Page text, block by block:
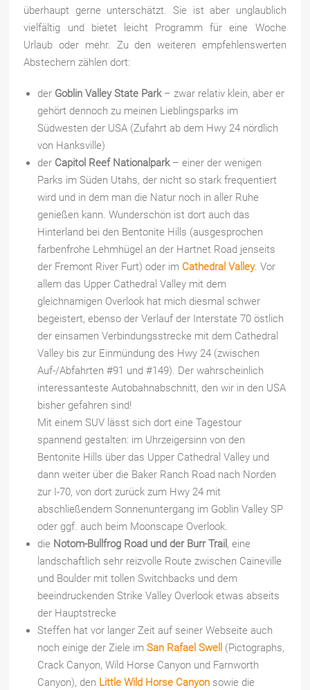
überhaupt gerne unterschätzt. Sie ist aber unglaublich
vielfältig und bietet leicht Programm für eine Woche
Urlaub oder mehr. Zu den weiteren empfehlenswerten
Abstechern zählen dort:
der Goblin Valley State Park– zwar relativ klein, aber er
gehört dennoch zu meinen Lieblingsparks im
Südwesten der USA (Zufahrt ab dem Hwy 24 nördlich
von Hanksville)
der Capitol Reef Nationalpark– einer der wenigen
Parks im Süden Utahs, der nicht so stark frequentiert
wird und in dem man die Natur noch in aller Ruhe
genießen kann. Wunderschön ist dort auch das
Hinterland bei den Bentonite Hills (ausgesprochen
farbenfrohe Lehmhügel an der Hartnet Road jenseits
der Fremont River Furt) oder im Cathedral Valley. Vor
allem das Upper Cathedral Valley mit dem
gleichnamigen Overlook hat mich diesmal schwer
begeistert, ebenso der Verlauf der Interstate 70 östlich
der einsamen Verbindungsstrecke mit dem Cathedral
Valley bis zur Einmündung des Hwy 24 (zwischen
Auf-/Abfahrten #91 und #149). Der wahrscheinlich
interessanteste Autobahnabschnitt, den wir in den USA
bisher gefahren sind!
Mit einem SUV lässt sich dort eine Tagestour
spannend gestalten: im Uhrzeigersinn von den
Bentonite Hills über das Upper Cathedral Valley und
dann weiter über die Baker Ranch Road nach Norden
zur I-70, von dort zurück zum Hwy 24 mit
abschließendem Sonnenuntergang im Goblin Valley SP
oder ggf. auch beim Moonscape Overlook.
die Notom-Bullfrog Road und der Burr Trail , eine
landschaftlich sehr reizvolle Route zwischen Caineville
und Boulder mit tollen Switchbacks und dem
beeindruckenden Strike Valley Overlook etwas abseits
der Hauptstrecke
Steffen hat vor langer Zeit auf seiner Webseite auch
noch einige der Ziele imSan Rafael Swell
(Pictographs,
Crack Canyon, Wild Horse Canyon und Farnworth
Canyon), den Little Wild Horse Canyon sowie die